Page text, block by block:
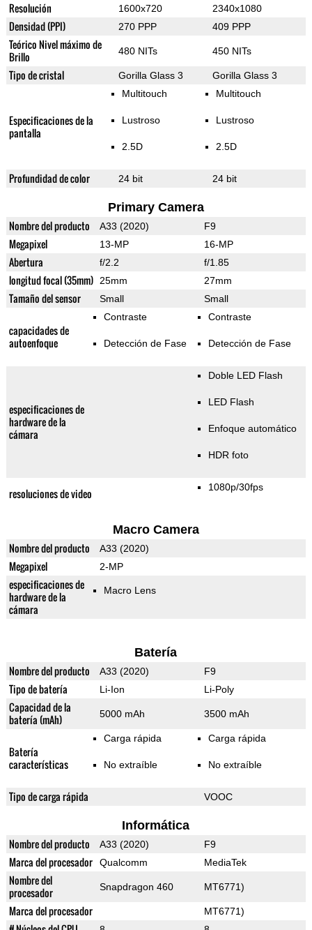
Resolución 1600x720 2340x1080
Densidad (PPI) 270 PPP 409 PPP
Teórico Nivel máximo de
Brillo
480 NITs 450 NITs
Tipo de cristal Gorilla Glass 3 Gorilla Glass 3
Especificaciones de la
pantalla
Multitouch
Lustroso
2.5D
Multitouch
Lustroso
2.5D
Profundidad de color 24 bit 24 bit
Primary Camera
Nombre del producto A33 (2020) F9
Megapixel 13-MP 16-MP
Abertura f/2.2 f/1.85
longitud focal (35mm) 25mm 27mm
Tamaño del sensor Small Small
capacidades de
autoenfoque
Contraste
Detección de Fase
Contraste
Detección de Fase
especificaciones de
hardware de la
cámara
Doble LED Flash
LED Flash
Enfoque automático
HDR foto
resoluciones de video 1080p/30fps
Macro Camera
Nombre del producto A33 (2020)
Megapixel 2-MP
especificaciones de
hardware de la
cámara
Macro Lens
Batería
Nombre del producto A33 (2020) F9
Tipo de batería Li-Ion Li-Poly
Capacidad de la
batería (mAh)
5000 mAh 3500 mAh
Batería
características
Carga rápida
No extraíble
Carga rápida
No extraíble
Tipo de carga rápida VOOC
Informática
Nombre del producto A33 (2020) F9
Marca del procesador Qualcomm MediaTek
Nombre del
procesador
Snapdragon 460 MT6771)
Marca del procesador MT6771)